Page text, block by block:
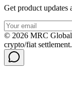
Get product updates
© 2026 MRC Global
crypto/fiat settlement.